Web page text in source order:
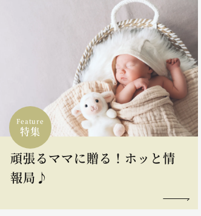
Feature
特集
頑張るママに贈る！ホッと情
報局♪